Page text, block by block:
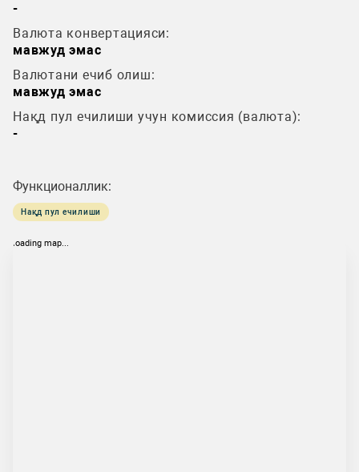
-
Валюта конвертацияси:
мавжуд эмас
Валютани ечиб олиш:
мавжуд эмас
Нақд пул ечилиши учун комиссия (валюта):
-
Функционаллик:
Нақд пул ечилиши
loading map...